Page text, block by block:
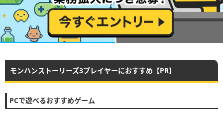
モンハンストーリーズ3プレイヤーにおすすめ【PR】
PCで遊べるおすすめゲーム